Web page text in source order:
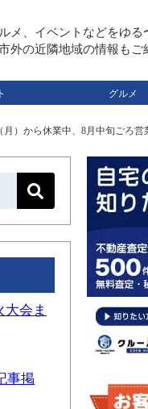
メ、イベントなどをゆ
外の近隣地域の情報もご
グルメ
）から休業中、8月中旬ごろ営
大会ま
事掲